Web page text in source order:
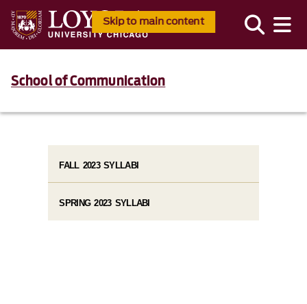
Skip to main content
School of Communication
FALL 2023 SYLLABI
SPRING 2023 SYLLABI